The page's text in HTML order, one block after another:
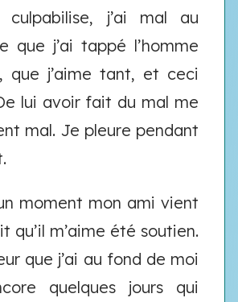
culpabilise, j’ai mal au
que j’ai tappé l’homme
que j’aime tant, et ceci
lui avoir fait du mal me
mal. Je pleure pendant
moment mon ami vient
qu’il m’aime été soutien.
que j’ai au fond de moi
quelques jours qui